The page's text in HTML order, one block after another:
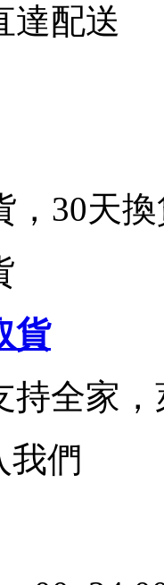
達配送
，30天
貨
持全家
我們